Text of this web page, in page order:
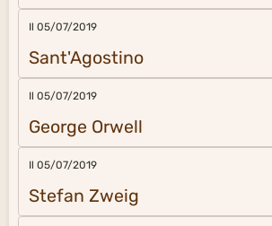
Il 05/07/2019
Sant'Agostino
Il 05/07/2019
George Orwell
Il 05/07/2019
Stefan Zweig